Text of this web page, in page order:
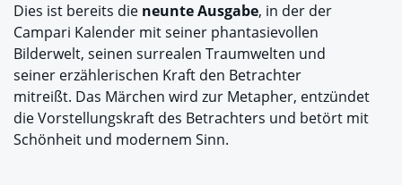
Dies ist bereits die neunte Ausgabe, in der der
Campari Kalender mit seiner phantasievollen
Bilderwelt, seinen surrealen Traumwelten und
seiner erzählerischen Kraft den Betrachter
mitreißt. Das Märchen wird zur Metapher, entzündet
die Vorstellungskraft des Betrachters und betört mit
Schönheit und modernem Sinn.